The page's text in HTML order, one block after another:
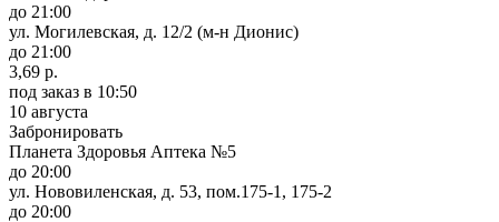
до 21:00
ул. Могилевская, д. 12/2 (м-н Дионис)
до 21:00
3,69 р.
под заказ в 10:50
10 августа
Забронировать
Планета Здоровья Аптека №5
до 20:00
ул. Нововиленская, д. 53, пом.175-1, 175-2
до 20:00